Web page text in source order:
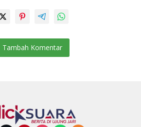
Tambah Komentar